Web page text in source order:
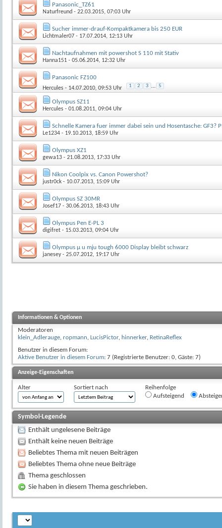
Panasonic_TZ61
Naturfreund - 22.03.2015, 07:03 Uhr
Sucher immer-drauf-Kompaktkamera bis 250 EUR
Lichtmaler07 - 17.07.2014, 12:13 Uhr
Nachtaufnahmen mit powershot S 110 mit Stativ
Hanna151 - 05.06.2014, 12:32 Uhr
Panasonic FZ100
Hercules - 14.07.2010, 09:53 Uhr 1 2 3 ... 5
Olympus SZ11
Hercules - 01.08.2011, 09:04 Uhr
Schnelle Kamera fuer immer dabei sein und Hosentasche: GF3?
Le1234 - 19.10.2013, 18:59 Uhr
Olympus XZ1
gewa13 - 21.08.2013, 17:33 Uhr
Nikon Coolpix vs. Canon Powershot?
justr0ck - 10.07.2013, 15:09 Uhr
Olympus SZ 30MR
Josef17 - 30.06.2013, 18:43 Uhr
Olympus Pen E-PL 3
digifret - 15.03.2013, 09:04 Uhr
Olympus µ u mju tough 6000 Display bleibt schwarz
janesey- 25.07.2012, 19:17 Uhr
Informationen & Optionen
Moderatoren
klein_Adlerauge, ropmann, LucisPictor, hinnerker, RetinaReflex
Benutzer in diesem Forum:
Aktive Benutzer in diesem Forum: 7 (Registrierte Benutzer: 0, Gäste: 7)
Anzeige-Eigenschaften
Alter Sortiert nach
Reihenfolge
Aufsteigend
Symbol-Legende
Enthält ungelesene Beiträge
Enthält keine neuen Beiträge
Beliebtes Thema mit neuen Beiträgen
Beliebtes Thema ohne neue Beiträge
Thema geschlossen
Sie haben in diesem Thema geschrieben.